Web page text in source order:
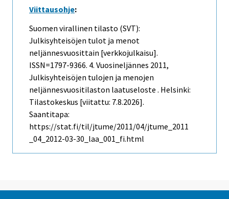
Viittausohje:
Suomen virallinen tilasto (SVT):
Julkisyhteisöjen tulot ja menot
neljännesvuosittain [verkkojulkaisu].
ISSN=1797-9366. 4. Vuosineljännes 2011,
Julkisyhteisöjen tulojen ja menojen
neljännesvuositilaston laatuseloste . Helsinki:
Tilastokeskus [viitattu: 7.8.2026].
Saantitapa:
https://stat.fi/til/jtume/2011/04/jtume_2011
_04_2012-03-30_laa_001_fi.html